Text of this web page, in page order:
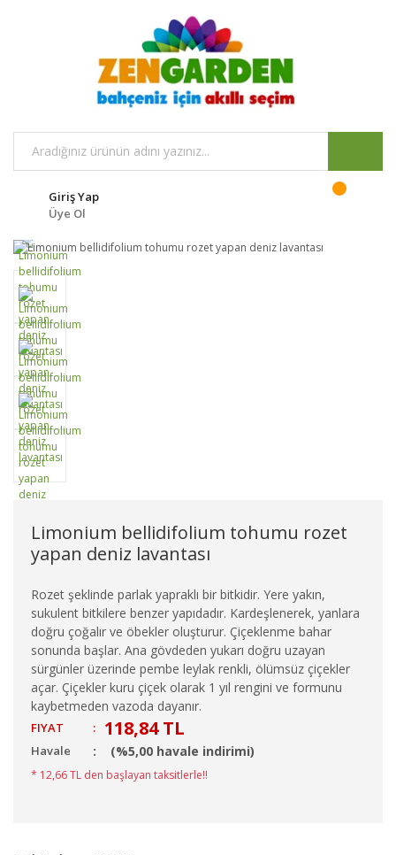
Giriş Yap
Üye Ol
Limonium bellidifolium tohumu rozet
yapan deniz lavantası
Rozet şeklinde parlak yapraklı bir bitkidir. Yere yakın,
sukulent bitkilere benzer yapıdadır. Kardeşlenerek, yanlara
doğru çoğalır ve öbekler oluşturur. Çiçeklenme bahar
sonunda başlar. Ana gövdeden yukarı doğru uzayan
sürgünler üzerinde pembe leylak renkli, ölümsüz çiçekler
açar. Çiçekler kuru çiçek olarak 1 yıl rengini ve formunu
kaybetmeden vazoda dayanır.
FIYAT : 118,84 TL
Havale (%5,00 havale indirimi)
* 12,66 TL den başlayan taksitlerle!!